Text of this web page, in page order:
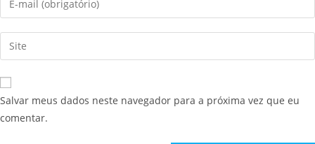
Salvar meus dados neste navegador para a próxima vez que eu
comentar.